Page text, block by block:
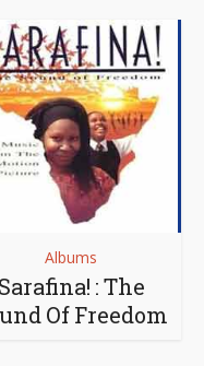
Albums
Sarafina! : The
Of Freedom